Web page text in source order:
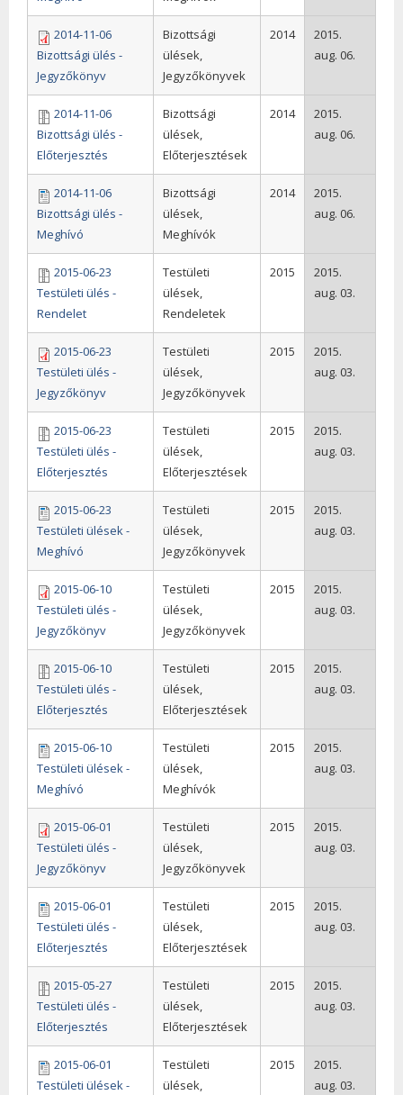
2014-11-06
Bizottsági ülés -
Jegyzőkönyv
Bizottsági
ülések,
Jegyzőkönyvek
2014
2015.
aug. 06.
2014-11-06
Bizottsági ülés -
Előterjesztés
Bizottsági
ülések,
Előterjesztések
2014
2015.
aug. 06.
2014-11-06
Bizottsági ülés -
Meghívó
Bizottsági
ülések,
Meghívók
2014
2015.
aug. 06.
2015-06-23
Testületi ülés -
Rendelet
Testületi
ülések,
Rendeletek
2015
2015.
aug. 03.
2015-06-23
Testületi ülés -
Jegyzőkönyv
Testületi
ülések,
Jegyzőkönyvek
2015
2015.
aug. 03.
2015-06-23
Testületi ülés -
Előterjesztés
Testületi
ülések,
Előterjesztések
2015
2015.
aug. 03.
2015-06-23
Testületi ülések -
Meghívó
Testületi
ülések,
Jegyzőkönyvek
2015
2015.
aug. 03.
2015-06-10
Testületi ülés -
Jegyzőkönyv
Testületi
ülések,
Jegyzőkönyvek
2015
2015.
aug. 03.
2015-06-10
Testületi ülés -
Előterjesztés
Testületi
ülések,
Előterjesztések
2015
2015.
aug. 03.
2015-06-10
Testületi ülések -
Meghívó
Testületi
ülések,
Meghívók
2015
2015.
aug. 03.
2015-06-01
Testületi ülés -
Jegyzőkönyv
Testületi
ülések,
Jegyzőkönyvek
2015
2015.
aug. 03.
2015-06-01
Testületi ülés -
Előterjesztés
Testületi
ülések,
Előterjesztések
2015
2015.
aug. 03.
2015-05-27
Testületi ülés -
Előterjesztés
Testületi
ülések,
Előterjesztések
2015
2015.
aug. 03.
2015-06-01
Testületi ülések -
Testületi
ülések,
2015
2015.
aug. 03.